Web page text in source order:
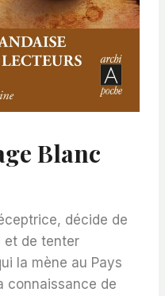
Blanc
décide de
et de tenter
la mène au Pays
connaissance de